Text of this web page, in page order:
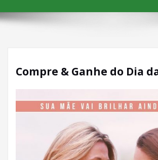
Compre & Ganhe do Dia